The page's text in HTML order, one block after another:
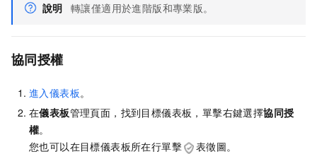
說明 轉讓僅適用於進階版和專業版。
協同授權
進入儀表板 。
在儀表板管理頁面，找到目標儀表板，單擊右鍵選擇協同授
權。
您也可以在目標儀表板所在行單擊
表徵圖。